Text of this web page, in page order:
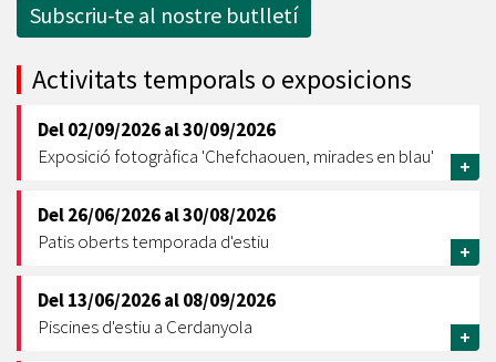
Subscriu-te al nostre butlletí
Activitats temporals o exposicions
Del02/09/2026al30/09/2026
Exposició fotogràfica 'Chefchaouen, mirades en blau'
+
Del26/06/2026al30/08/2026
Patis oberts temporada d'estiu
+
Del13/06/2026al08/09/2026
Piscines d'estiu a Cerdanyola
+